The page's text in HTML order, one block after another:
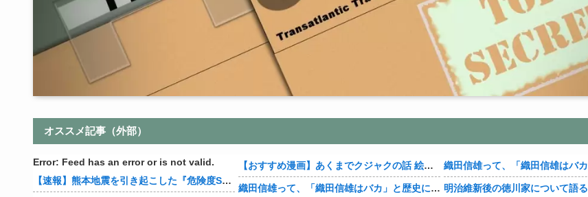
オススメ記事（外部）
Error: Feed has an error or is not valid.
【速報】熊本地震を引き起こした『危険度Sランク断層』日本のド真ん中に10カ所もあると判明
【おすすめ漫画】あくまでクジャクの話 絵が綺麗・・・・
織田信雄って、「織田信雄はバカ」と歴史に書かれているが今まで家が残っているんでバカではないよな？ 明治維新後の徳川家について語る